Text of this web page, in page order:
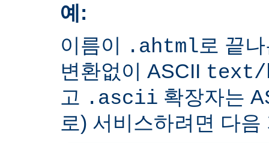
예:
이름이 .ahtml로 끝
변환없이 ASCII text/
고 .ascii 확장자는
로) 서비스하려면 다